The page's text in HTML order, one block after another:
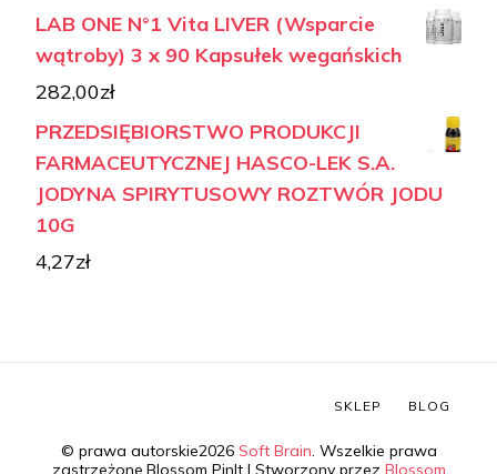
LAB ONE N°1 Vita LIVER (Wsparcie
wątroby) 3 x 90 Kapsułek wegańskich
282,00zł
PRZEDSIĘBIORSTWO PRODUKCJI
FARMACEUTYCZNEJ HASCO-LEK S.A.
JODYNA SPIRYTUSOWY ROZTWÓR JODU
10G
4,27zł
© prawa autorskie2026 Soft Brain . Wszelkie prawa
zastrzeżone. Blossom PinIt | Stworzony przez Blossom
SKLEP BLOG